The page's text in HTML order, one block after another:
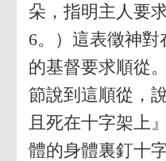
朵，指明主人要
6。）這表徵神
的基督要求順從
節說到這順從，
且死在十字架上
體的身體裏釘十